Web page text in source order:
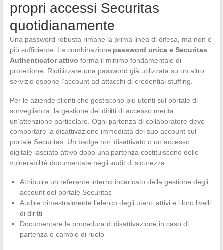
propri accessi Securitas
quotidianamente
Una password robusta rimane la prima linea di difesa, ma non è
più sufficiente. La combinazione password unica e Securitas
Authenticator attivo forma il minimo fondamentale di
protezione. Riutilizzare una password già utilizzata su un altro
servizio espone l’account ad attacchi di credential stuffing.
Per le aziende clienti che gestiscono più utenti sul portale di
sorveglianza, la gestione dei diritti di accesso merita
un’attenzione particolare. Ogni partenza di collaboratore deve
comportare la disattivazione immediata del suo account sul
portale Securitas. Un badge non disattivato o un accesso
digitale lasciato attivo dopo una partenza costituiscono delle
vulnerabilità documentate negli audit di sicurezza.
Attribuire un referente interno incaricato della gestione degli
account del portale Securitas
Audire trimestralmente l’elenco degli utenti attivi e i loro livelli
di diritti
Documentare la procedura di disattivazione in caso di
partenza o cambio di ruolo